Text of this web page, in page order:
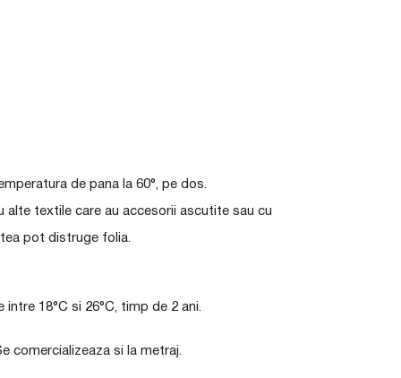
de pana la 60°, pe dos.
textile care au accesorii ascutite sau cu
pot distruge folia.
18°C si 26°C, timp de 2 ani.
comercializeaza si la metraj.